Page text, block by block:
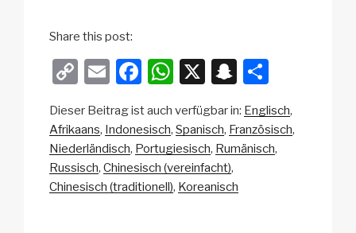
Share this post:
C
p
y
Li
n
E
ail
F
c
e
b
o
W
at
s
A
p
X
S
a
p
h
e
n
Dieser Beitrag ist auch verfügbar in: Englisch
Afrikaans
Indonesisch Spanisch Französisch
Niederländisch Portugiesisch Rumänisch
Russisch Chinesisch (vereinfacht)
Chinesisch (traditionell) Koreanisch